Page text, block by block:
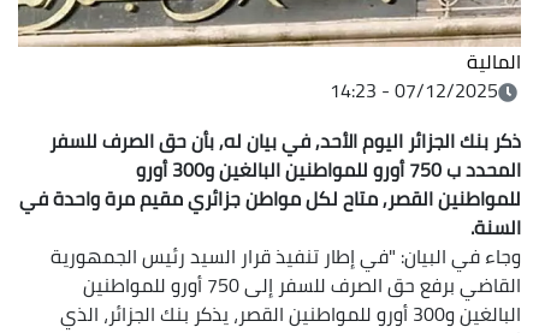
المالية
07/12/2025 - 14:23
ذكر بنك الجزائر اليوم الأحد, في بيان له, بأن حق الصرف للسفر
المحدد ب 750 أورو للمواطنين البالغين و300 أورو
للمواطنين القصر, متاح لكل مواطن جزائري مقيم مرة واحدة في
السنة.
وجاء في البيان: "في إطار تنفيذ قرار السيد رئيس الجمهورية
القاضي برفع حق الصرف للسفر إلى 750 أورو للمواطنين
البالغين و300 أورو للمواطنين القصر، يذكر بنك الجزائر، الذي